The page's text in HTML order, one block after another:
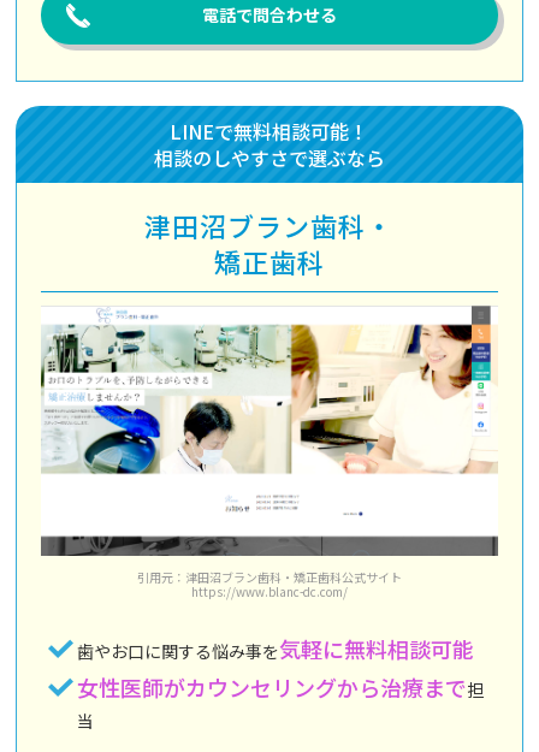
電話で問合わせる
LINEで無料相談可能！
相談のしやすさで選ぶなら
津田沼ブラン歯科・
矯正歯科
引用元：津田沼ブラン歯科・矯正歯科公式サイト
https://www.blanc-dc.com/
歯やお口に関する悩み事を気軽に無料相談可能
女性医師がカウンセリングから治療まで担
当